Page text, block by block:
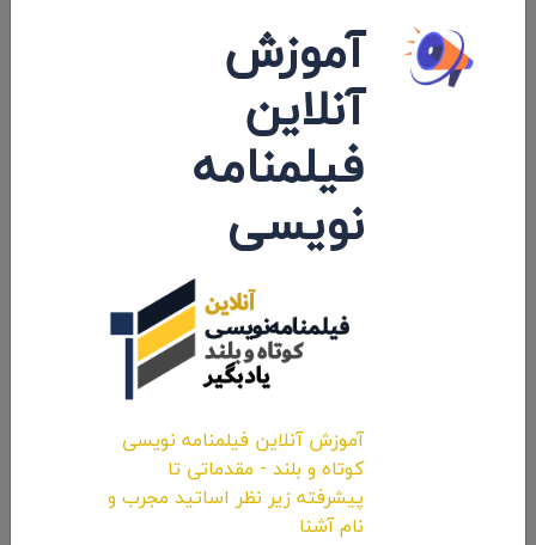
پست های مرتبط
برگزاری جشنواره فیلم کوتاه «هشت میلی
متری» به یاد «عباس کیارستمی» + معرفی
۱۳۹۸/۰۳/۰۷
آموزش
آنلاین
فیلمنامه
نویسی
آموزش آنلاین فیلمنامه نویسی
کوتاه و بلند - مقدماتی تا
پیشرفته زیر نظر اساتید مجرب و
نام آشنا